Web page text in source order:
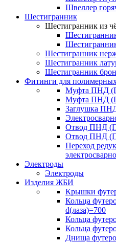
Швеллер
Шестигранник
Шестигранник из
Шестигранник
Шестигранник
Шестигранник
Фитинги для
Муфта ПНД
Муфта ПНД
Заглушка
Отвод ПНД
Отвод ПНД
Переход
Электроды
Электроды
Изделия ЖБИ
Крышки
Кольца
d(лаза)=700
Кольца
Кольца
Днища